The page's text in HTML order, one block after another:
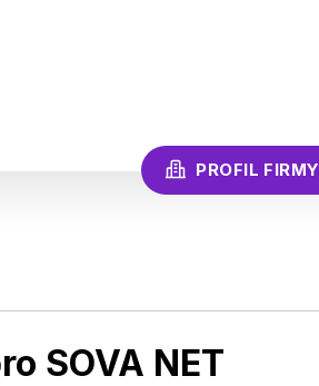
PROFIL FIRMY
SOVA NET